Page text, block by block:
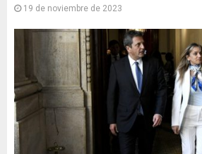
19 de noviembre de 2023